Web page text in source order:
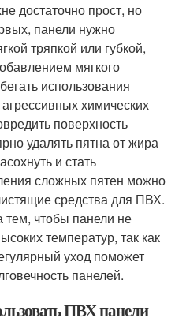
достаточно прост, но
панели нужно
тряпкой или губкой,
мягкого
использования
химических
поверхность
удалять пятна от жира
и стать
сложных пятен можно
средства для ПВХ.
тем, чтобы панели не
температур, так как
уход поможет
панелей.
ПВХ панели